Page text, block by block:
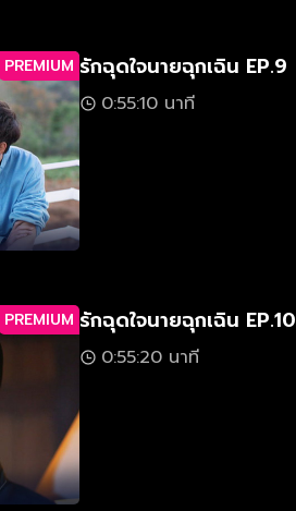
PREMIUM รักฉุดใจนายฉุกเฉิน EP.9
0:55:10 นาที
PREMIUM รักฉุดใจนายฉุกเฉิน EP.10
0:55:20 นาที